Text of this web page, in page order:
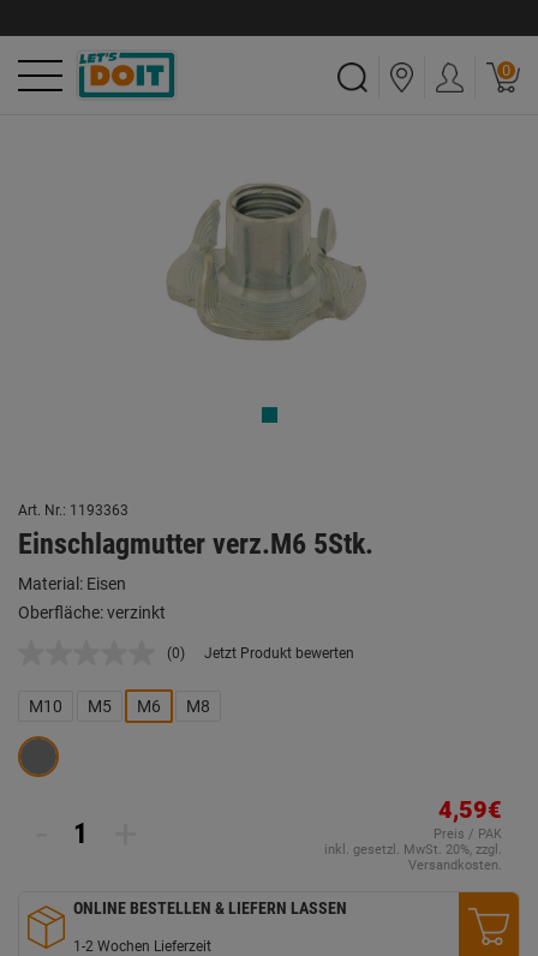
0
Art. Nr.: 1193363
Einschlagmutter verz.M6 5Stk.
Material: Eisen
Oberfläche: verzinkt
Kein
Link
auf
(0) Jetzt Produkt bewerten
M10 M5 M6 M8
4,59€
Preis / PAK
inkl. gesetzl. MwSt. 20%, zzgl.
Versandkosten.
ONLINE BESTELLEN & LIEFERN LASSEN
1-2 Wochen Lieferzeit